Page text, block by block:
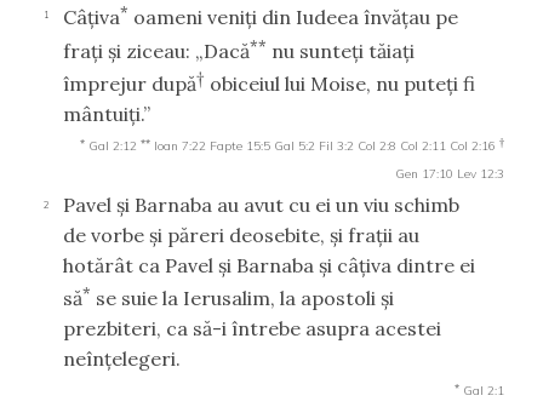
1 Câţiva* oameni veniţi din Iudeea învăţau pe
fraţi şi ziceau: „Dacă** nu sunteţi tăiaţi
împrejur după† obiceiul lui Moise, nu puteţi fi
mântuiţi.”
* Gal 2:12 ** Ioan 7:22 Fapte 15:5 Gal 5:2 Fil 3:2 Col 2:8 Col 2:11 Col 2:16 †
Gen 17:10 Lev 12:3
2
Pavel şi Barnaba au avut cu ei un viu schimb
de vorbe şi păreri deosebite, şi fraţii au
hotărât ca Pavel şi Barnaba şi câţiva dintre ei
să* se suie la Ierusalim, la apostoli şi
prezbiteri, ca să-i întrebe asupra acestei
neînţelegeri.
* Gal 2:1